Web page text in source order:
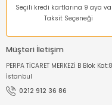
Seçili kredi kartlarına 9 aya
Taksit Seçeneği
Müşteri İletişim
PERPA TİCARET MERKEZİ B Blok
İstanbul
0212 912 36 86